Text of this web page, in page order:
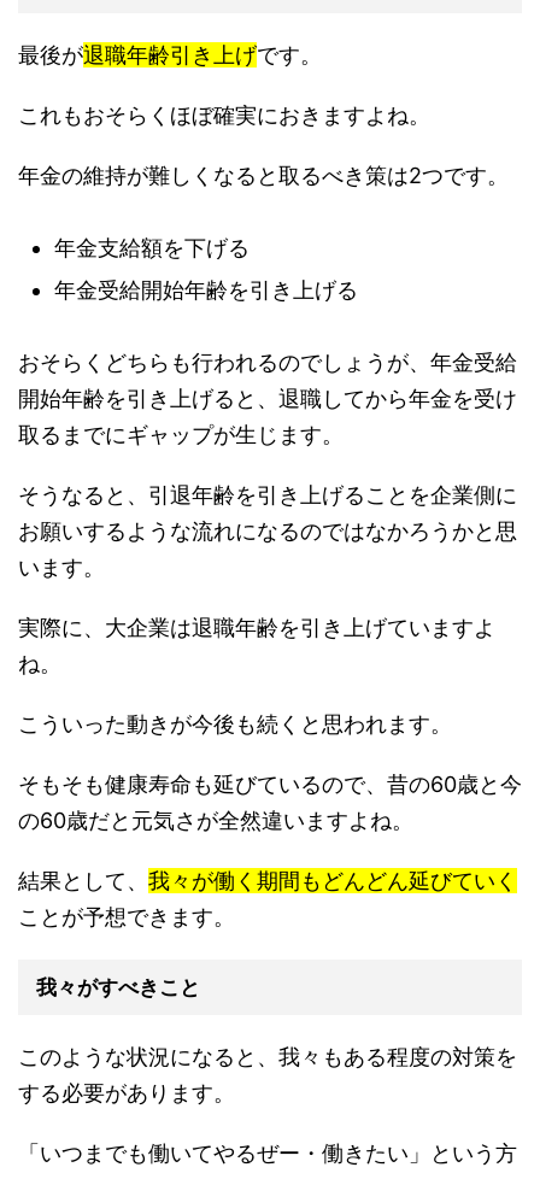
最後が退職年齢引き上げです。
これもおそらくほぼ確実におきますよね。
年金の維持が難しくなると取るべき策は2つです。
年金支給額を下げる
年金受給開始年齢を引き上げる
おそらくどちらも行われるのでしょうが、年金受給
開始年齢を引き上げると、退職してから年金を受け
取るまでにギャップが生じます。
そうなると、引退年齢を引き上げることを企業側に
お願いするような流れになるのではなかろうかと思
います。
実際に、大企業は退職年齢を引き上げていますよ
ね。
こういった動きが今後も続くと思われます。
そもそも健康寿命も延びているので、昔の60歳と今
の60歳だと元気さが全然違いますよね。
結果として、 我々が働く期間もどんどん延びていく
ことが予想できます。
我々がすべきこと
このような状況になると、我々もある程度の対策を
する必要があります。
「いつまでも働いてやるぜー・働きたい」という方